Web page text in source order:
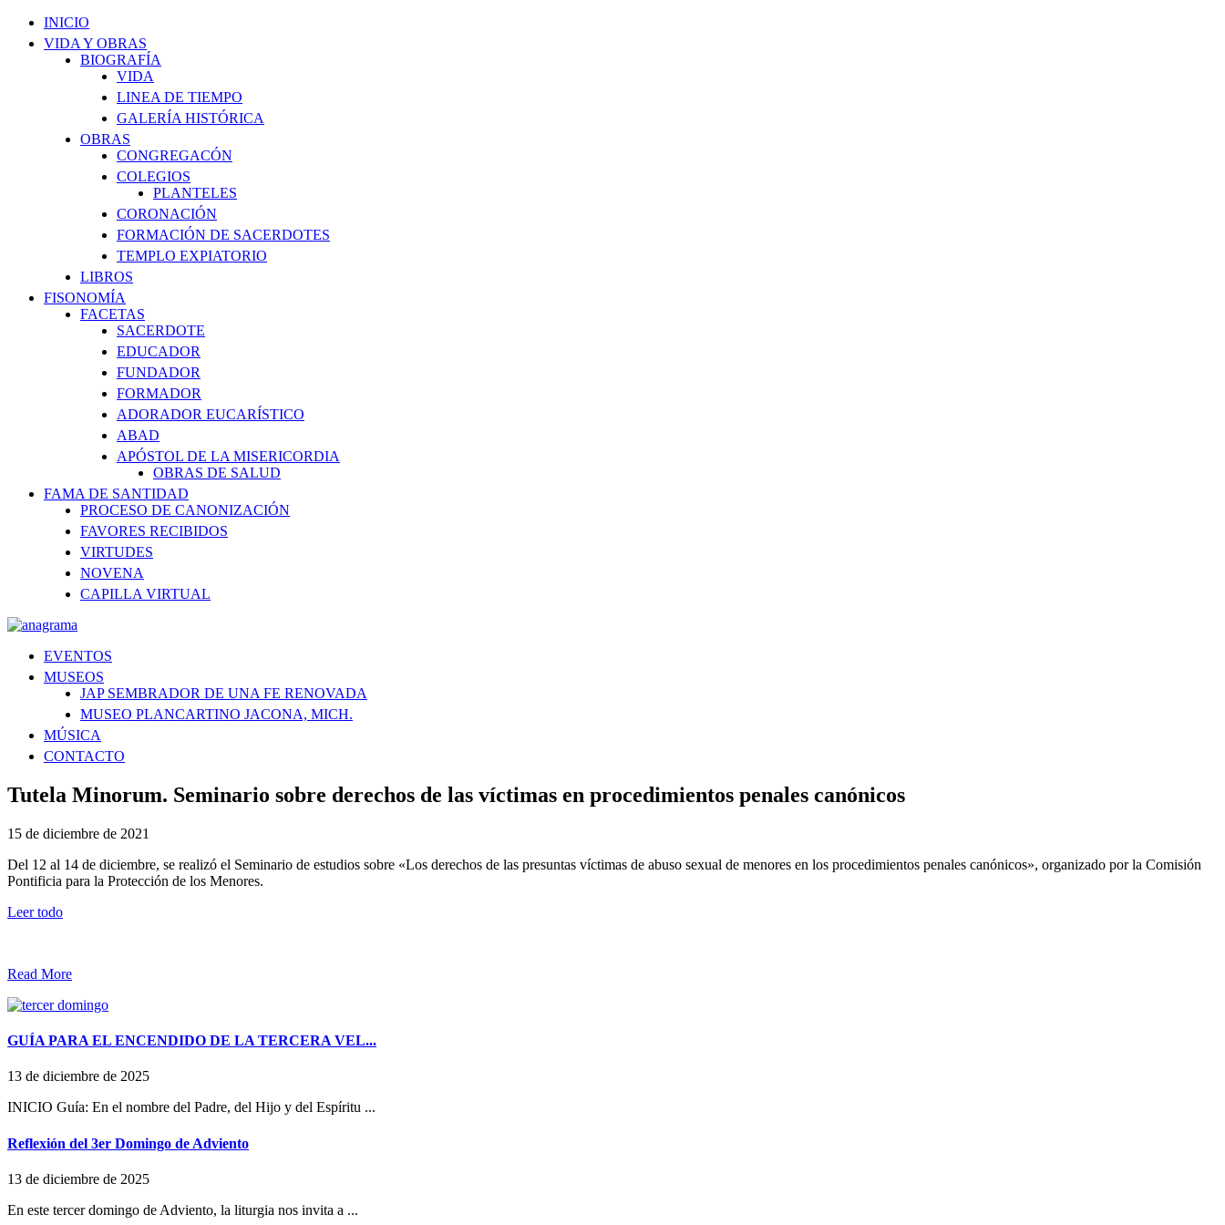
INICIO
VIDA Y OBRAS
BIOGRAFÍA
VIDA
LINEA DE TIEMPO
GALERÍA HISTÓRICA
OBRAS
CONGREGACÓN
COLEGIOS
PLANTELES
CORONACIÓN
FORMACIÓN DE SACERDOTES
TEMPLO EXPIATORIO
LIBROS
FISONOMÍA
FACETAS
SACERDOTE
EDUCADOR
FUNDADOR
FORMADOR
ADORADOR EUCARÍSTICO
ABAD
APÓSTOL DE LA MISERICORDIA
OBRAS DE SALUD
FAMA DE SANTIDAD
PROCESO DE CANONIZACIÓN
FAVORES RECIBIDOS
VIRTUDES
NOVENA
CAPILLA VIRTUAL
EVENTOS
MUSEOS
JAP SEMBRADOR DE UNA FE RENOVADA
MUSEO PLANCARTINO JACONA, MICH.
MÚSICA
CONTACTO
Tutela Minorum. Seminario sobre derechos de las víctimas en procedimientos penales canónicos
15 de diciembre de 2021
Del 12 al 14 de diciembre, se realizó el Seminario de estudios sobre «Los derechos de las presuntas víctimas de abuso sexual de menores en los procedimientos penales canónicos», organizado por la Comisión
Pontificia para la Protección de los Menores.
Leer todo
Read More
GUÍA PARA EL ENCENDIDO DE LA TERCERA VEL...
13 de diciembre de 2025
INICIO Guía: En el nombre del Padre, del Hijo y del Espíritu ...
Reflexión del 3er Domingo de Adviento
13 de diciembre de 2025
En este tercer domingo de Adviento, la liturgia nos invita a ...